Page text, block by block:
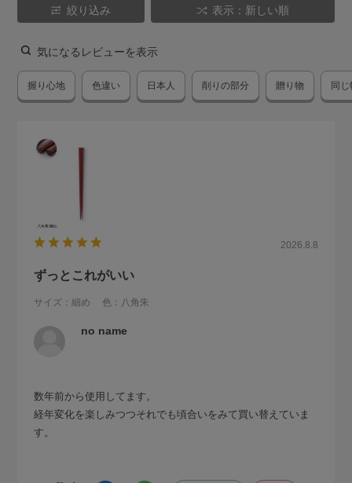
絞り込み 表示：新しい順
気になるレビューを表示
握り心地 色違い 日本人 削りの部分 贈り物 同じ
2026.8.8
ずっとこれがいい
サイズ：細め 色：八角朱
no name
数年前から使用してます。
経年変化を楽しみつつそれでも頃合いをみて買い替えていま
す。